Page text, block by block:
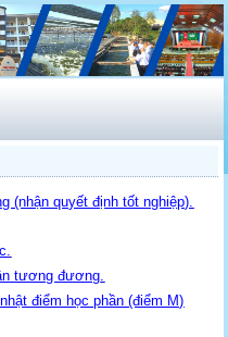
(nhận quyết định tốt nghiệp).
tương đương
điểm học phần (điểm M)